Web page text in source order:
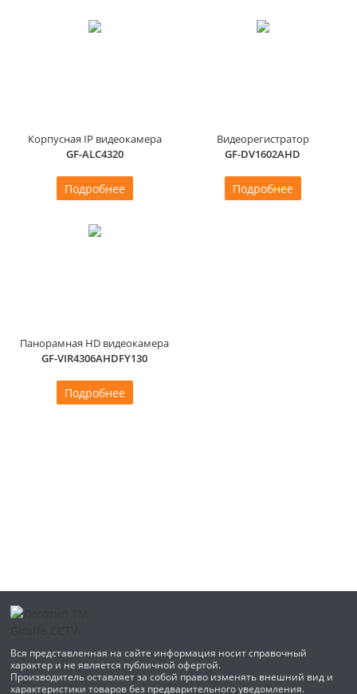
Корпусная IP видеокамера
GF-ALC4320
Подробнее
Видеорегистратор
GF-DV1602AHD
Подробнее
Панорамная HD видеокамера
GF-VIR4306AHDFY130
Подробнее
Вся представленная на сайте информация носит справочный
характер и не является публичной офертой.
Производитель оставляет за собой право изменять внешний вид и
характеристики товаров без предварительного уведомления.